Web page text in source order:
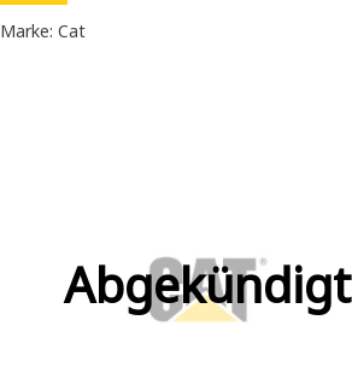
Marke: Cat
Abgekündigt